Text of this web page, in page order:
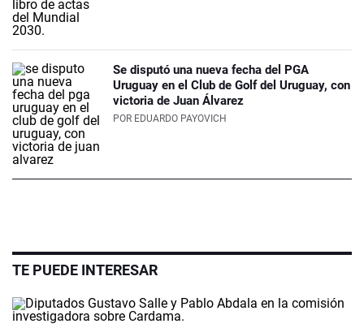
Se disputó una nueva fecha del PGA
Uruguay en el Club de Golf del Uruguay, con
victoria de Juan Álvarez
POR EDUARDO PAYOVICH
TE PUEDE INTERESAR